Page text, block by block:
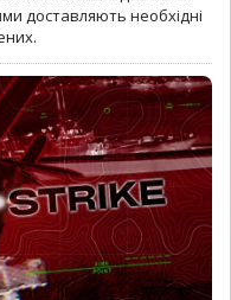
доставляють необхідні